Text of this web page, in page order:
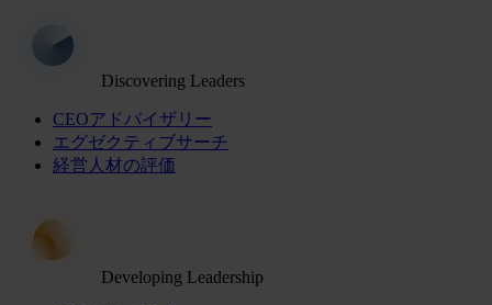
Discovering Leaders
CEOアドバイザリー
エグゼクティブサーチ
経営人材の評価
Developing Leadership